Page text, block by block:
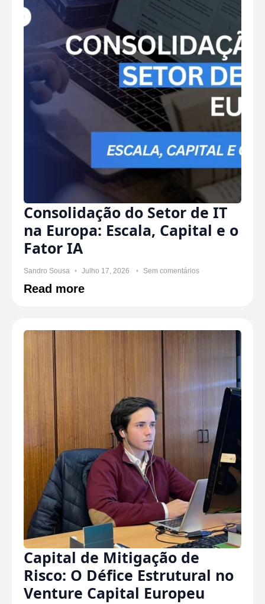
Consolidação do Setor de IT
na Europa: Escala, Capital e o
Fator IA
Sandro Sousa Julho 17, 2026 Sem comentários
Read more
Capital de Mitigação de
Risco: O Défice Estrutural no
Venture Capital Europeu